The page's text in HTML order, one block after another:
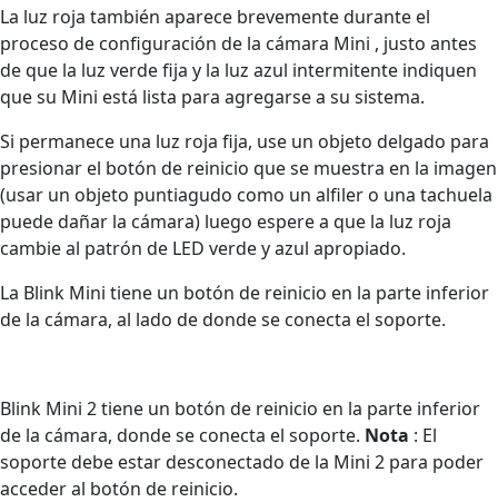
La luz roja también aparece brevemente durante el
proceso de configuración de la cámara Mini , justo antes
de que la luz verde fija y la luz azul intermitente indiquen
que su Mini está lista para agregarse a su sistema.
Si permanece una luz roja fija, use un objeto delgado para
presionar el botón de reinicio que se muestra en la imagen
(usar un objeto puntiagudo como un alfiler o una tachuela
puede dañar la cámara) luego espere a que la luz roja
cambie al patrón de LED verde y azul apropiado.
La Blink Mini tiene un botón de reinicio en la parte inferior
de la cámara, al lado de donde se conecta el soporte.
Blink Mini 2 tiene un botón de reinicio en la parte inferior
de la cámara, donde se conecta el soporte. Nota : El
soporte debe estar desconectado de la Mini 2 para poder
acceder al botón de reinicio.